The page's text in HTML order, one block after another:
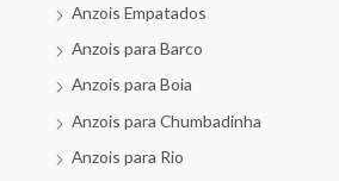
Anzois Empatados
Anzois para Barco
Anzois para Boia
Anzois para Chumbadinha
Anzois para Rio